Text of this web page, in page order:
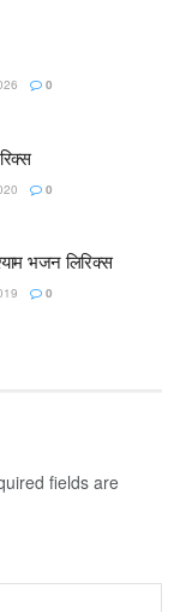
0
0
भजन लिरिक्स
0
fields are